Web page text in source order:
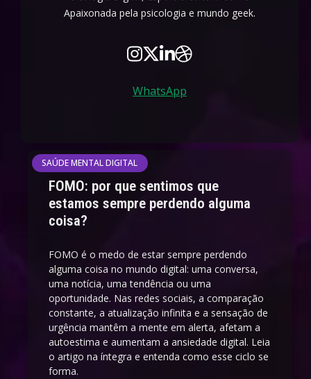
SAÚDE MENTAL DIGITAL
FOMO: por que sentimos que
estamos sempre perdendo alguma
coisa?
FOMO é o medo de estar sempre perdendo
alguma coisa no mundo digital: uma conversa,
uma notícia, uma tendência ou uma
oportunidade. Nas redes sociais, a comparação
constante, a atualização infinita e a sensação de
urgência mantêm a mente em alerta, afetam a
autoestima e aumentam a ansiedade digital. Leia
o artigo na íntegra e entenda como esse ciclo se
forma.
Apaixonada pela psicologia e mundo geek.
WhatsApp